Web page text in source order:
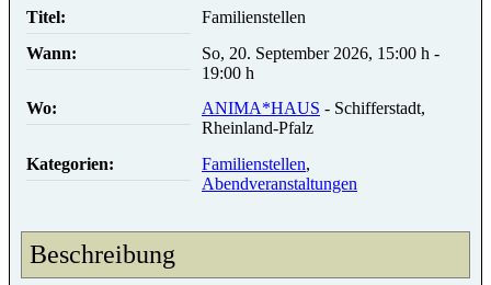
Titel:
Familienstellen
Wann:
So, 20. September 2026, 15:00 h -
19:00 h
Wo:
ANIMA*HAUS - Schifferstadt,
Rheinland-Pfalz
Kategorien:
Familienstellen,
Abendveranstaltungen
Beschreibung